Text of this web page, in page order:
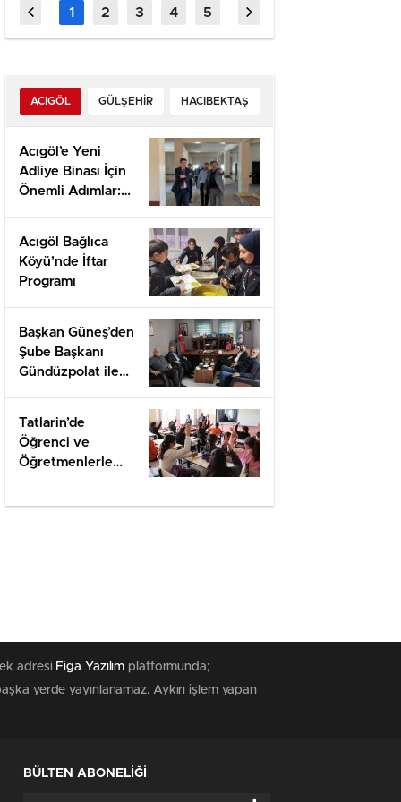
High‑Intensity
ACIGÖL GÜLŞEHIR HACIBEKTAŞ
Acıgöl’e Yeni
Adliye Binası İçin
Önemli Adımlar:
Değerlendirmesi
Acıgöl Bağlıca
Köyü’nde İftar
Programı
Başkan Güneş’den
Şube Başkanı
Gündüzpolat ile
Tatlarin’de
Öğrenci ve
Öğretmenlerle
adresi Figa Yazılım platformunda;
yerde yayınlanamaz. Aykırı işlem yapan
BÜLTEN ABONELİĞİ